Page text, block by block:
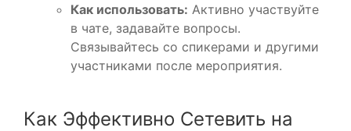
Как использовать: Активно участвуйте
в чате, задавайте вопросы.
Связывайтесь со спикерами и другими
участниками после мероприятия.
Как Эффективно Сетевить на